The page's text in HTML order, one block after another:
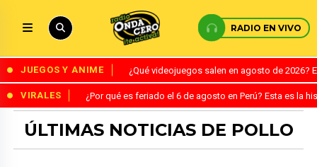
RADIO EN VIVO
JUEGOS Y ANIME ¿Qué videojuegos salen en agosto de
VIRALES ¿Por qué es feriado el 6 de agosto en Perú? Esta es la
ÚLTIMAS NOTICIAS DE POLLO